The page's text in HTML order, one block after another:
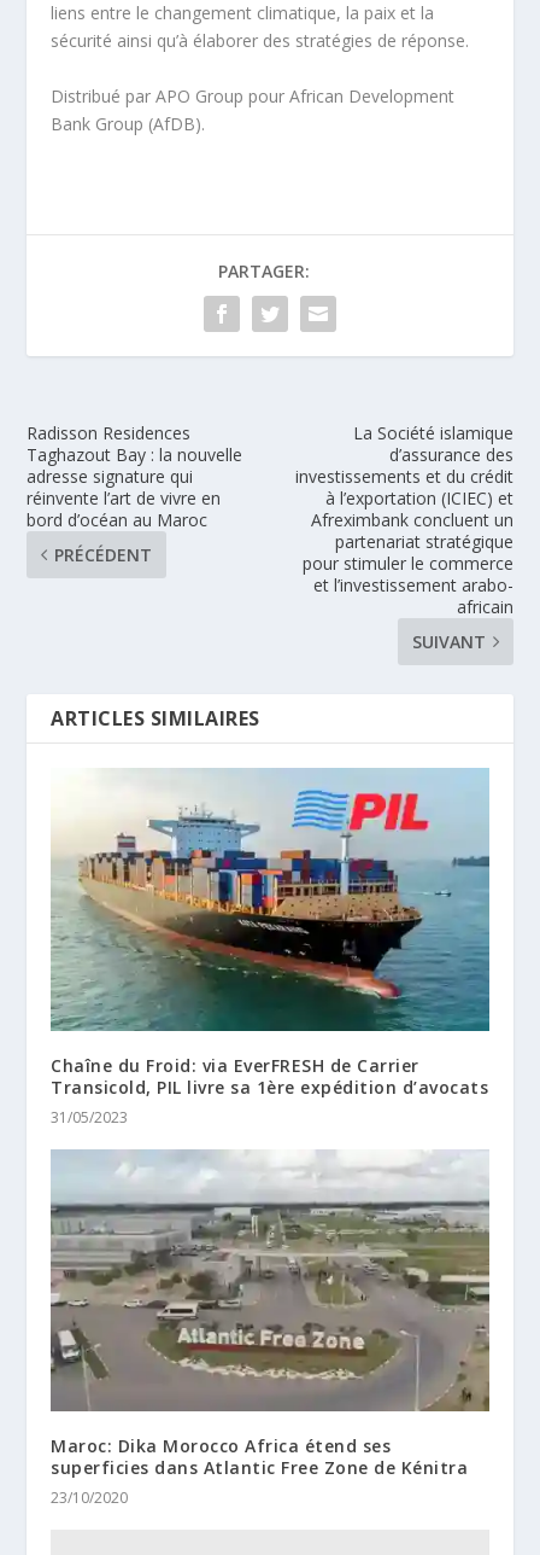
liens entre le changement climatique, la paix et la
sécurité ainsi qu’à élaborer des stratégies de réponse.
Distribué par APO Group pour African Development
Bank Group (AfDB).
PARTAGER:
Radisson Residences
Taghazout Bay : la nouvelle
adresse signature qui
réinvente l’art de vivre en
bord d’océan au Maroc
PRÉCÉDENT
La Société islamique
d’assurance des
investissements et du crédit
à l’exportation (ICIEC) et
Afreximbank concluent un
partenariat stratégique
pour stimuler le commerce
et l’investissement arabo-
africain
SUIVANT
ARTICLES SIMILAIRES
Chaîne du Froid: via EverFRESH de Carrier
Transicold, PIL livre sa 1ère expédition d’avocats
31/05/2023
Maroc: Dika Morocco Africa étend ses
superficies dans Atlantic Free Zone de Kénitra
23/10/2020